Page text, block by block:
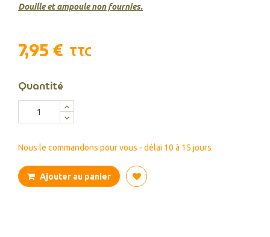
Douille et ampoule non fournies.
7,95 € TTC
Quantité
Nous le commandons pour vous - délai 10 à 15 jours
Ajouter au panier